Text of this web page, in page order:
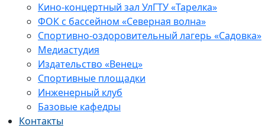
Кино-концертный зал УлГТУ «Тарелка»
ФОК с бассейном «Северная волна»
Спортивно-оздоровительный лагерь «Садовка»
Медиастудия
Издательство «Венец»
Спортивные площадки
Инженерный клуб
Базовые кафедры
Контакты